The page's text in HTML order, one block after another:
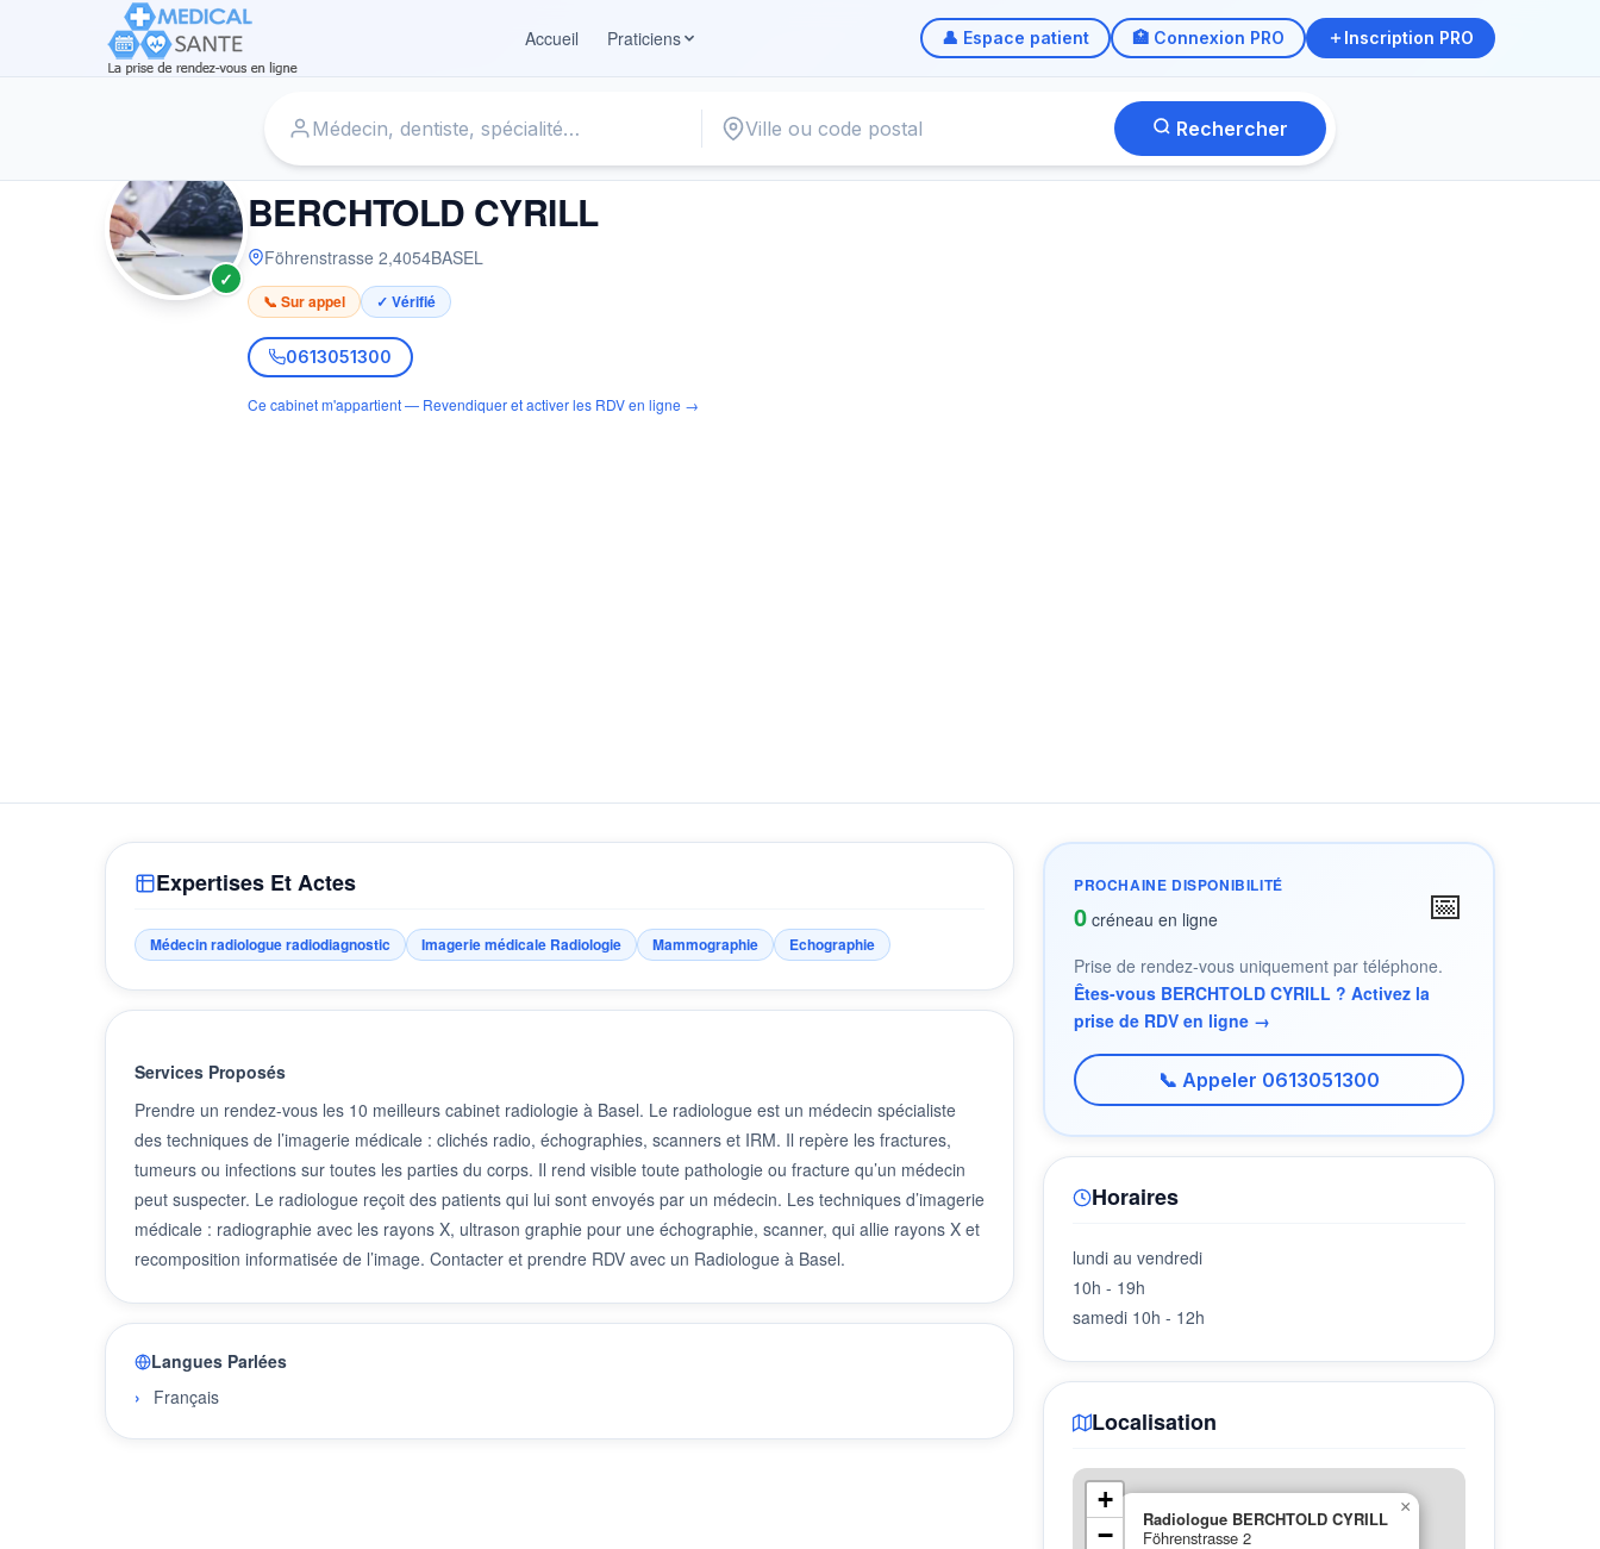
Accueil
Praticiens 👤 Espace patient 🏥 Connexion PRO Inscription PRO
Rechercher
✓
RADIOLOGUE
BERCHTOLD CYRILL
Föhrenstrasse 2,4054BASEL
📞 Sur appel ✓ Vérifié
0613051300
Ce cabinet m'appartient — Revendiquer et activer les RDV en ligne →
Expertises Et Actes
Médecin radiologue radiodiagnostic Imagerie médicale Radiologie Mammographie Echographie
Services Proposés
Prendre un rendez-vous les 10 meilleurs cabinet radiologie à Basel. Le radiologue est un médecin spécialiste
des techniques de l’imagerie médicale : clichés radio, échographies, scanners et IRM. Il repère les fractures,
tumeurs ou infections sur toutes les parties du corps. Il rend visible toute pathologie ou fracture qu’un médecin
peut suspecter. Le radiologue reçoit des patients qui lui sont envoyés par un médecin. Les techniques d’imagerie
médicale : radiographie avec les rayons X, ultrason graphie pour une échographie, scanner, qui allie rayons X et
recomposition informatisée de l’image. Contacter et prendre RDV avec un Radiologue à Basel.
Langues Parlées
Français
PROCHAINE DISPONIBILITÉ
0 créneau en ligne 📅
Prise de rendez-vous uniquement par téléphone.
Êtes-vous BERCHTOLD CYRILL ? Activez la
prise de RDV en ligne →
📞 Appeler 0613051300
Horaires
lundi au vendredi
10h - 19h
samedi 10h - 12h
Localisation
Radiologue BERCHTOLD CYRILL
Föhrenstrasse 2
×
+
−